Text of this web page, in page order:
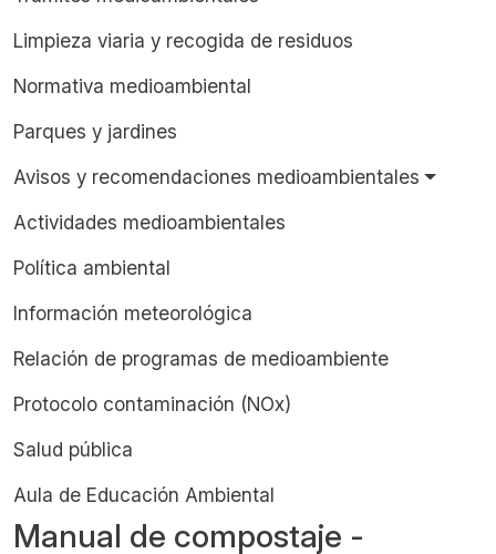
Limpieza viaria y recogida de residuos
Normativa medioambiental
Parques y jardines
Avisos y recomendaciones medioambientales
Actividades medioambientales
Política ambiental
Información meteorológica
Relación de programas de medioambiente
Protocolo contaminación (NOx)
Salud pública
Aula de Educación Ambiental
Manual de compostaje -